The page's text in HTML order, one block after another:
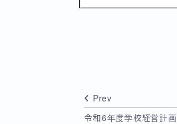
Prev
令和6年度学校経営計画